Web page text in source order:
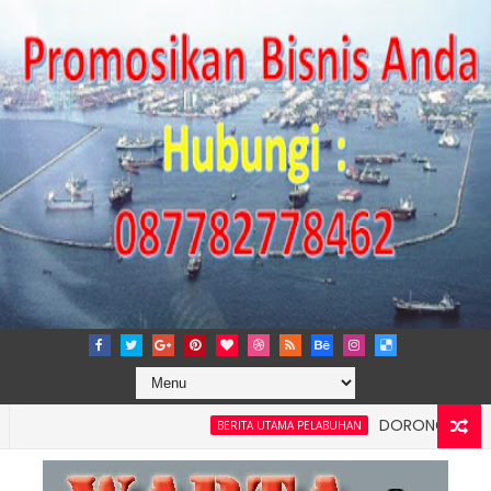
BERITA UTAMA PELABUHAN
DORONG
dan Kelancaran Logistik, IPC TPK Siap Operasikan Alat